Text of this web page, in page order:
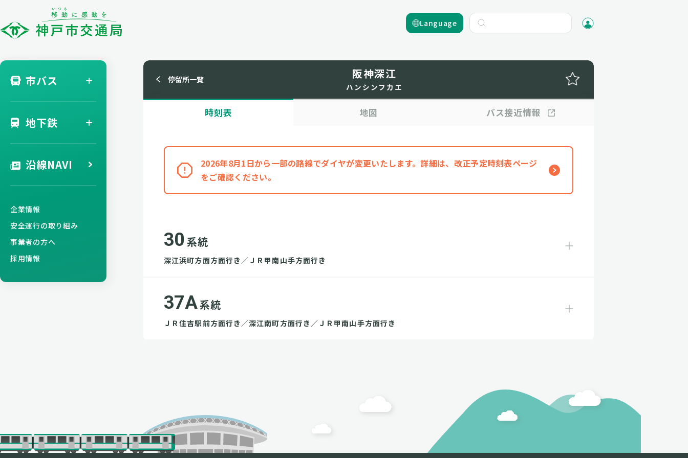
Language
市バス
地下鉄
沿線NAVI
企業情報
安全運行の取り組み
事業者の方へ
採用情報
停留所一覧 阪神深江
ハンシンフカエ
時刻表 地図 バス接近情報
2026年8月1日から一部の路線でダイヤが変更いたします。詳細は、改正予定時刻表ページ
をご確認ください。
30 系統
深江浜町方面方面行き／ＪＲ甲南山手方面行き
37A系統
ＪＲ住吉駅前方面行き／深江南町方面行き／ＪＲ甲南山手方面行き